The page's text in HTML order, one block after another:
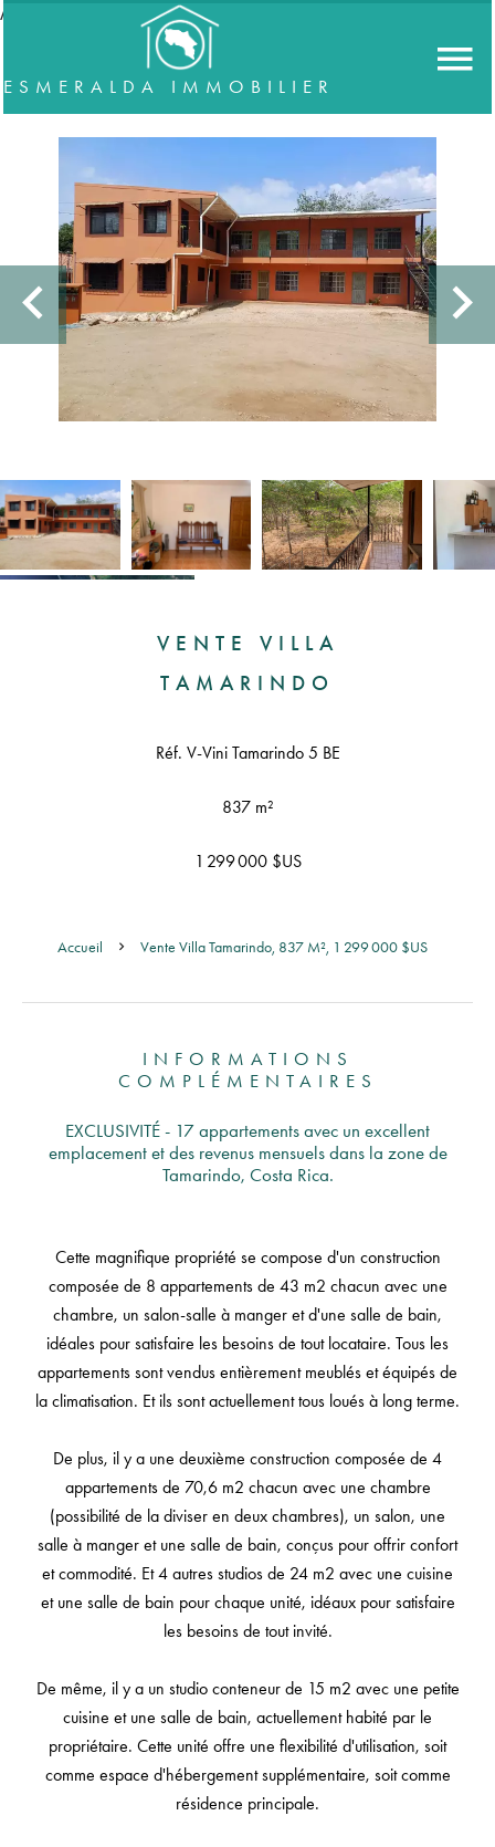
//accordeon
ESMERALDA IMMOBILIER
VENTE VILLA
TAMARINDO
Réf. V-Vini Tamarindo 5 BE
837 m²
1 299 000 $US
Accueil Vente Villa Tamarindo, 837 M², 1 299 000 $US
INFORMATIONS
COMPLÉMENTAIRES
EXCLUSIVITÉ - 17 appartements avec un excellent
emplacement et des revenus mensuels dans la zone de
Tamarindo, Costa Rica.
Cette magnifique propriété se compose d'un construction
composée de 8 appartements de 43 m2 chacun avec une
chambre, un salon-salle à manger et d'une salle de bain,
idéales pour satisfaire les besoins de tout locataire. Tous les
appartements sont vendus entièrement meublés et équipés de
la climatisation. Et ils sont actuellement tous loués à long terme.
De plus, il y a une deuxième construction composée de 4
appartements de 70,6 m2 chacun avec une chambre
(possibilité de la diviser en deux chambres), un salon, une
salle à manger et une salle de bain, conçus pour offrir confort
et commodité. Et 4 autres studios de 24 m2 avec une cuisine
et une salle de bain pour chaque unité, idéaux pour satisfaire
les besoins de tout invité.
De même, il y a un studio conteneur de 15 m2 avec une petite
cuisine et une salle de bain, actuellement habité par le
propriétaire. Cette unité offre une flexibilité d'utilisation, soit
comme espace d'hébergement supplémentaire, soit comme
résidence principale.